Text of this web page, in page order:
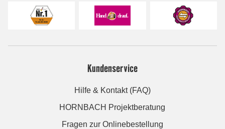
Kundenservice
Hilfe & Kontakt (FAQ)
HORNBACH Projektberatung
Fragen zur Onlinebestellung